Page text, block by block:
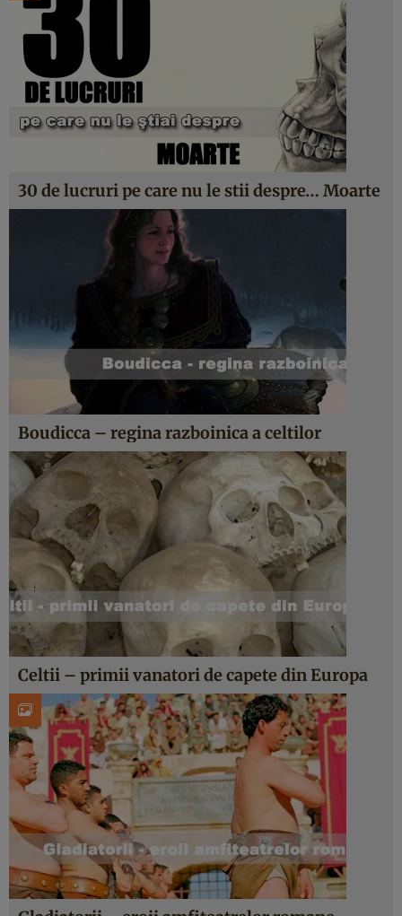
30 de lucruri pe care nu le stii despre… Moarte
Boudicca – regina razboinica a celtilor
Celtii – primii vanatori de capete din Europa